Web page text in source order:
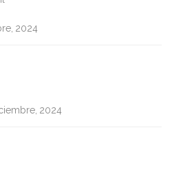
2024
2024